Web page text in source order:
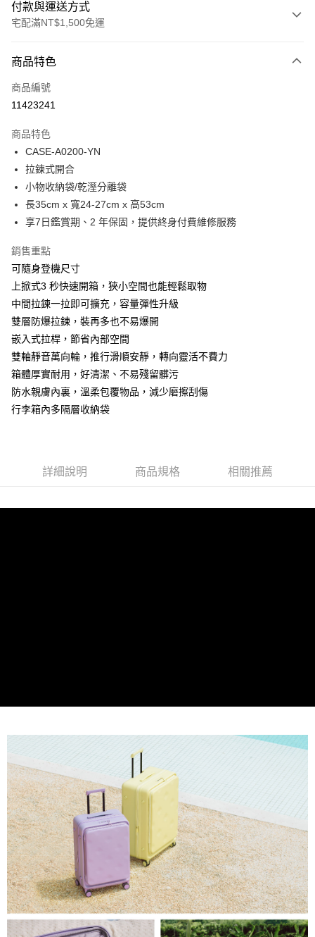
付款與運送方式
宅配滿NT$1,500免運
信用卡一次付款
LINE Pay
街口支付
悠遊付
Google Pay
大哥付你分期
相關說明
1.本服務由台灣大哥大提供，台灣大哥大用戶可立即使用無須另外申請。
2.付款方式選擇「大哥付你分期」，訂單成立後會自動跳轉到大哥付的交易
流程，驗證手機門號後，選擇欲分期的期數、繳款截止日，確認付款後即完
成交易。
3.實際核准額度、可分期數及費用金額請依後續交易確認頁面所載為準。
4.訂單成立30分鐘內，如未前往確認交易或遇審核未通過，訂單將自動取
法說明評估內容。
【繳款方式說明】
1.分期款項不併入電信帳單，「大哥付你分期」於每月結算日後寄送繳費提
醒簡訊。
2.透過簡訊連結打開帳單後，可選擇「超商條碼／台灣大直營門市／銀行轉
用戶於交易時，得透過本服務購買商品或服務，並由商店將買賣／分期付款
宅配（無提供外島）
每筆NT$100，滿NT$1,500(含以上)免運費
宅配
商品特色
商品編號
11423241
商品特色
CASE-A0200-YN
拉鍊式開合
小物收納袋/乾溼分離袋
長35cm x 寬24-27cm x 高53cm
享7日鑑賞期、2 年保固，提供終身付費維修服務
銷售重點
可隨身登機尺寸
上掀式3 秒快速開箱，狹小空間也能輕鬆取物
中間拉鍊一拉即可擴充，容量彈性升級
雙層防爆拉鍊，裝再多也不易爆開
嵌入式拉桿，節省內部空間
雙軸靜音萬向輪，推行滑順安靜，轉向靈活不費力
箱體厚實耐用，好清潔、不易殘留髒污
防水親膚內裏，溫柔包覆物品，減少磨擦刮傷
行李箱內多隔層收納袋
詳細說明 商品規格 相關推薦